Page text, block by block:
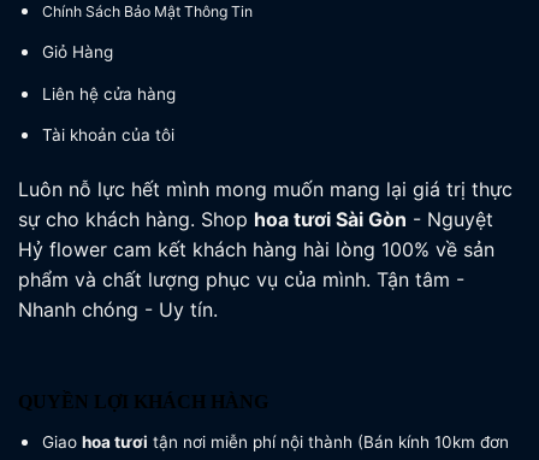
Chính Sách Bảo Mật Thông Tin
Giỏ Hàng
Liên hệ cửa hàng
Tài khoản của tôi
Luôn nỗ lực hết mình mong muốn mang lại giá trị thực
sự cho khách hàng. Shop hoa tươi Sài Gòn - Nguyệt
Hỷ flower cam kết khách hàng hài lòng 100% về sản
phẩm và chất lượng phục vụ của mình. Tận tâm -
Nhanh chóng - Uy tín.
QUYỀN LỢI KHÁCH HÀNG
Giao hoa tươi tận nơi miễn phí nội thành (Bán kính 10km đơn